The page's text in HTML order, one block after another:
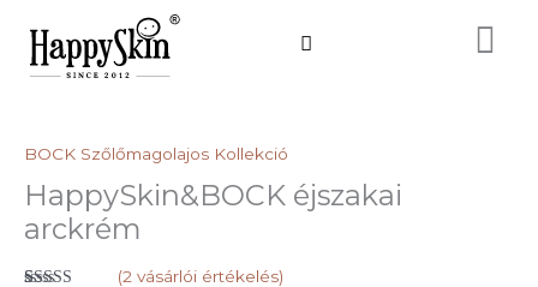
content
BOCK Szőlőmagolajos Kollekció
HappySkin&BOCK éjszakai
arckrém
(2 vásárlói értékelés)
arckrém